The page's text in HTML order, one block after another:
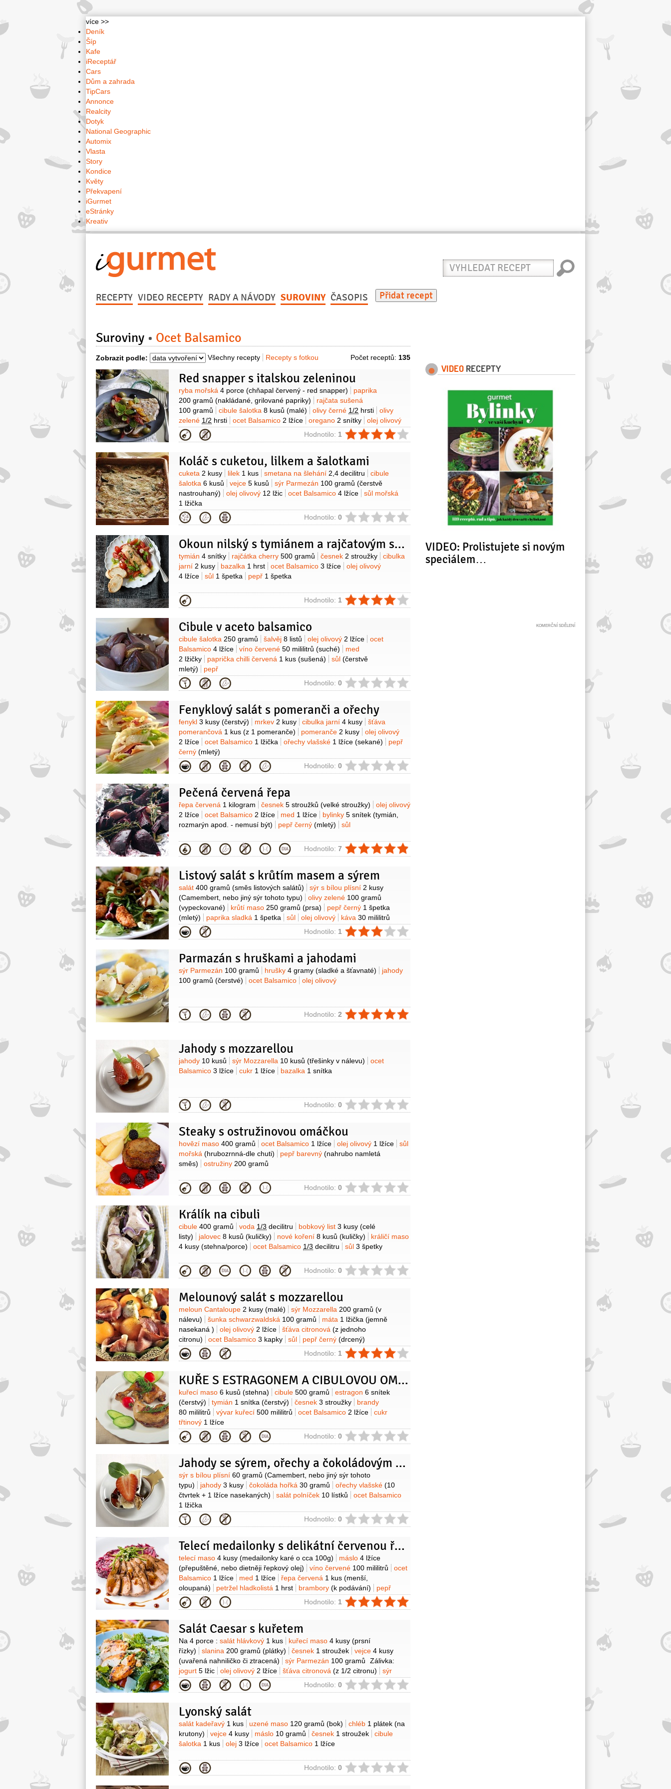
více >>
Deník
Šíp
Kafe
iReceptář
Cars
Dům a zahrada
TipCars
Annonce
Realcity
Dotyk
National Geographic
Automix
Vlasta
Story
Kondice
Květy
Překvapení
iGurmet
eStránky
Kreativ
Vyhledat
recept
RECEPTY VIDEO RECEPTY RADY A NÁVODY SUROVINY ČASOPIS Přidat recept
Suroviny Ocet Balsamico
Zobrazit podle: Všechny recepty Recepty s fotkou Počet receptů: 135
Red snapper s italskou zeleninou
Suroviny
ryba mořská 4 porce (chňapal červený - red snapper)
paprika
200 gramů (nakládané, grilované papriky)
rajčata sušená
100 gramů
cibule šalotka 8 kusů (malé) olivy černé 1/2 hrsti
olivy
zelené 1/2 hrsti ocet Balsamico 2 lžíce oregano 2 snítky olej olivový
Kategorie Hodnotilo: 1
Koláč s cuketou, lilkem a šalotkami
Suroviny
cuketa 2 kusy lilek 1 kus smetana na šlehání 2,4 decilitru
cibule
šalotka 6 kusů vejce 5 kusů sýr Parmezán 100 gramů (čerstvě
nastrouhaný)
olej olivový 12 lžic ocet Balsamico 4 lžíce
sůl mořská
1 lžička
Kategorie Hodnotilo: 0
Okoun nilský s tymiánem a rajčatovým salátem
Suroviny
tymián 4 snítky rajčátka cherry 500 gramů česnek 2 stroužky
cibulka
jarní 2 kusy bazalka 1 hrst ocet Balsamico 3 lžíce
olej olivový
4 lžíce
sůl 1 špetka pepř 1 špetka
Kategorie Hodnotilo: 1
Cibule v aceto balsamico
Suroviny
cibule šalotka 250 gramů šalvěj 8 listů olej olivový 2 lžíce
ocet
Balsamico 4 lžíce víno červené 50 mililitrů (suché)
med
2 lžičky
paprička chilli červená 1 kus (sušená) sůl (čerstvě
mletý)
pepř
Kategorie Hodnotilo: 0
Fenyklový salát s pomeranči a ořechy
Suroviny
fenykl 3 kusy (čerstvý) mrkev 2 kusy cibulka jarní 4 kusy
šťáva
pomerančová 1 kus (z 1 pomeranče) pomeranče 2 kusy
olej olivový
2 lžíce
ocet Balsamico 1 lžička ořechy vlašské 1 lžíce (sekané)
pepř
černý (mletý)
Kategorie Hodnotilo: 0
Pečená červená řepa
Suroviny
řepa červená 1 kilogram česnek 5 stroužků (velké stroužky)
olej olivový
2 lžíce
ocet Balsamico 2 lžíce med 1 lžíce bylinky 5 snítek (tymián,
rozmarýn apod. - nemusí být)
pepř černý (mletý) sůl
Kategorie Hodnotilo: 7
Listový salát s krůtím masem a sýrem
Suroviny
salát 400 gramů (směs listových salátů) sýr s bílou plísní 2 kusy
(Camembert, nebo jiný sýr tohoto typu)
olivy zelené 100 gramů
(vypeckované)
krůtí maso 250 gramů (prsa) pepř černý 1 špetka
(mletý)
paprika sladká 1 špetka sůl olej olivový káva 30 mililitrů
(silné, černé espresso)
Kategorie Hodnotilo: 1
Parmazán s hruškami a jahodami
Suroviny
sýr Parmezán 100 gramů hrušky 4 gramy (sladké a šťavnaté)
jahody
100 gramů (čerstvé) ocet Balsamico olej olivový
Kategorie Hodnotilo: 2
Jahody s mozzarellou
Suroviny
jahody 10 kusů sýr Mozzarella 10 kusů (třešinky v nálevu)
ocet
Balsamico 3 lžíce cukr 1 lžíce bazalka 1 snítka
Kategorie Hodnotilo: 0
Steaky s ostružinovou omáčkou
Suroviny
hovězí maso 400 gramů ocet Balsamico 1 lžíce olej olivový 1 lžíce
sůl
mořská (hrubozrnná-dle chuti) pepř barevný (nahrubo namletá
směs)
ostružiny 200 gramů
Kategorie Hodnotilo: 0
Králík na cibuli
Suroviny
cibule 400 gramů voda 1/3 decilitru bobkový list 3 kusy (celé
listy)
jalovec 8 kusů (kuličky) nové koření 8 kusů (kuličky)
králičí maso
4 kusy (stehna/porce) ocet Balsamico 1/3 decilitru sůl 3 špetky
Kategorie Hodnotilo: 0
Melounový salát s mozzarellou
Suroviny
meloun Cantaloupe 2 kusy (malé) sýr Mozzarella 200 gramů (v
nálevu)
šunka schwarzwaldská 100 gramů máta 1 lžička (jemně
nasekaná )
olej olivový 2 lžíce šťáva citronová (z jednoho
citronu)
ocet Balsamico 3 kapky sůl pepř černý (drcený)
Kategorie Hodnotilo: 1
KUŘE S ESTRAGONEM A CIBULOVOU OMÁČKOU
Suroviny
kuřecí maso 6 kusů (stehna) cibule 500 gramů estragon 6 snítek
(čerstvý)
tymián 1 snítka (čerstvý) česnek 3 stroužky
brandy
80 mililitrů
vývar kuřecí 500 mililitrů ocet Balsamico 2 lžíce
cukr
třtinový 1 lžíce
Kategorie Hodnotilo: 0
Jahody se sýrem, ořechy a čokoládovým sirupem
Suroviny
sýr s bílou plísní 60 gramů (Camembert, nebo jiný sýr tohoto
typu)
jahody 3 kusy čokoláda hořká 30 gramů ořechy vlašské (10
čtvrtek + 1 lžíce nasekaných)
salát polníček 10 lístků
ocet Balsamico
1 lžička
Kategorie Hodnotilo: 0
Telecí medailonky s delikátní červenou řepou
Suroviny
telecí maso 4 kusy (medailonky karé o cca 100g) máslo 4 lžíce
(přepuštěné, nebo dietněji řepkový olej)
víno červené 100 mililitrů
ocet
Balsamico 1 lžíce med 1 lžíce řepa červená 1 kus (menší,
oloupaná)
petržel hladkolistá 1 hrst brambory (k podávání) pepř
Kategorie Hodnotilo: 1
Salát Caesar s kuřetem
Suroviny
Na 4 porce : salát hlávkový 1 kus kuřecí maso 4 kusy (prsní
řízky)
slanina 200 gramů (plátky) česnek 1 stroužek vejce 4 kusy
(uvařená nahniličko či ztracená)
sýr Parmezán 100 gramů
Zálivka:
jogurt 5 lžic olej olivový 2 lžíce šťáva citronová (z 1/2 citronu)
sýr
Parmezán
50 gramů ančovičky 1 lžička (rozdrcené)
ocet Balsamico
1 lžíce
bazalka10 lístků hořčice1 lžička česnek2 stroužky
Kategorie Hodnotilo: 0
Lyonský salát
Suroviny
salát kadeřavý 1 kus uzené maso 120 gramů (bok) chléb 1 plátek (na
krutony)
vejce 4 kusy máslo 10 gramů česnek 1 stroužek
cibule
šalotka 1 kus olej 3 lžíce ocet Balsamico 1 lžíce
Kategorie Hodnotilo: 0
VIDEO RECEPTY
VIDEO: Prolistujete si novým
speciálem…